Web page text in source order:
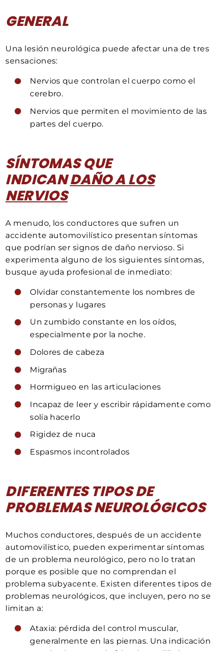
GENERAL
Una lesión neurológica puede afectar una de tres
sensaciones:
Nervios que controlan el cuerpo como el
cerebro.
Nervios que permiten el movimiento de las
partes del cuerpo.
SÍNTOMAS QUE
INDICANDAÑO A LOS
NERVIOS
A menudo, los conductores que sufren un
accidente automovilístico presentan síntomas
que podrían ser signos de daño nervioso. Si
experimenta alguno de los siguientes síntomas,
busque ayuda profesional de inmediato:
Olvidar constantemente los nombres de
personas y lugares
Un zumbido constante en los oídos,
especialmente por la noche.
Dolores de cabeza
Migrañas
Hormigueo en las articulaciones
Incapaz de leer y escribir rápidamente como
solía hacerlo
Rigidez de nuca
Espasmos incontrolados
DIFERENTES TIPOS DE
PROBLEMAS NEUROLÓGICOS
Muchos conductores, después de un accidente
automovilístico, pueden experimentar síntomas
de un problema neurológico, pero no lo tratan
porque es posible que no comprendan el
problema subyacente. Existen diferentes tipos de
problemas neurológicos, que incluyen, pero no se
limitan a:
Ataxia: pérdida del control muscular,
generalmente en las piernas. Una indicación